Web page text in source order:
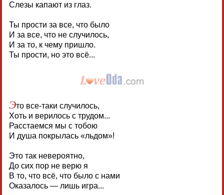
Слезы капают из глаз.
Ты прости за все, что было
И за все, что не случилось,
И за то, к чему пришло.
Ты прости, но это всё...
Это все-таки случилось,
Хоть и верилось с трудом...
Расстаемся мы с тобою
И душа покрылась «льдом»!
Это так невероятно,
До сих пор не верю я
В то, что всё, что было с нами
Оказалось — лишь игра...